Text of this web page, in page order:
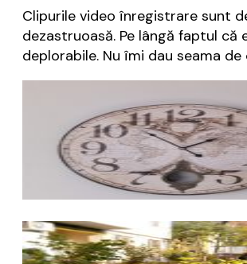
Clipurile video înregistrare sunt
dezastruoasă. Pe lângă faptul
deplorabile. Nu îmi dau seama